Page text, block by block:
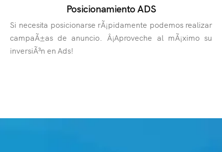
Posicionamiento ADS
Si necesita posicionarse rÃ¡pidamente podemos realizar
campaÃ±as de anuncio. Â¡Aproveche al mÃ¡ximo su
inversiÃ³n en Ads!